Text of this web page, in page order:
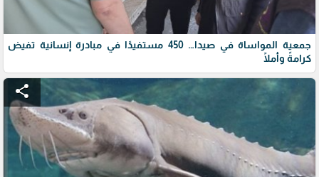
جمعية المواساة في صيدا… 450 مستفيدًا في مبادرة إنسانية تفيض
كرامةً وأملًا
share